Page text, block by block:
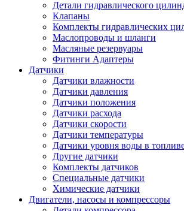
Детали гидравлического
Клапаны
Комплекты гидравлических
Маслопроводы и шланги
Масляные резервуары
Фитинги Адаптеры
Датчики
Датчики влажности
Датчики давления
Датчики положения
Датчики расхода
Датчики скорости
Датчики температуры
Датчики уровня воды в
Другие датчики
Комплекты датчиков
Специальные датчики
Химические датчики
Двигатели, насосы и компрессоры